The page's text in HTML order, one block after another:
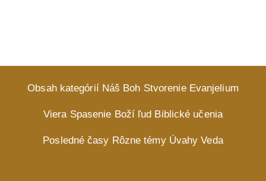
Obsah kategórií Náš Boh Stvorenie Evanjelium
Viera Spasenie Boží ľud Biblické učenia
Posledné časy Rôzne témy Úvahy Veda